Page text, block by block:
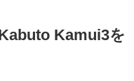
Kamui3を